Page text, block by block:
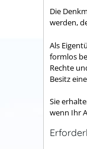
Die
werden,
Als
formlos
Rechte
Besitz
Sie
wenn Ihr